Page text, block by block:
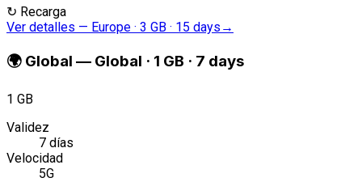
↻ Recarga
Ver detalles — Europe · 3 GB · 15 days →
🌍 Global — Global · 1 GB · 7 days
1 GB
Validez
7 días
Velocidad
5G